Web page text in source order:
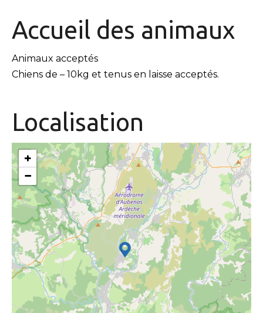
Accueil des animaux
Animaux acceptés
Chiens de – 10kg et tenus en laisse acceptés.
Localisation
+
−